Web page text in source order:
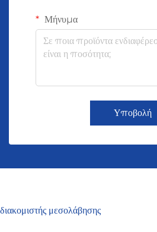
Μήνυμα
Υποβολή
διακομιστής μεσολάβησης